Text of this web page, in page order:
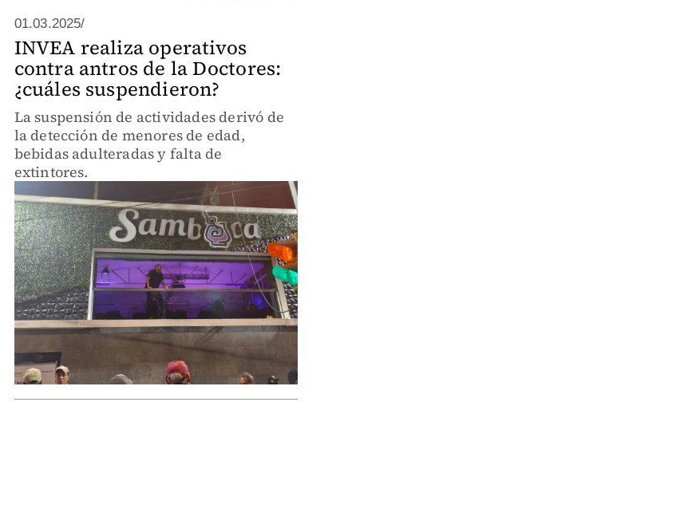
01.03.2025/
INVEA realiza operativos
contra antros de la Doctores:
¿cuáles suspendieron?
La suspensión de actividades derivó de
la detección de menores de edad,
bebidas adulteradas y falta de
extintores.